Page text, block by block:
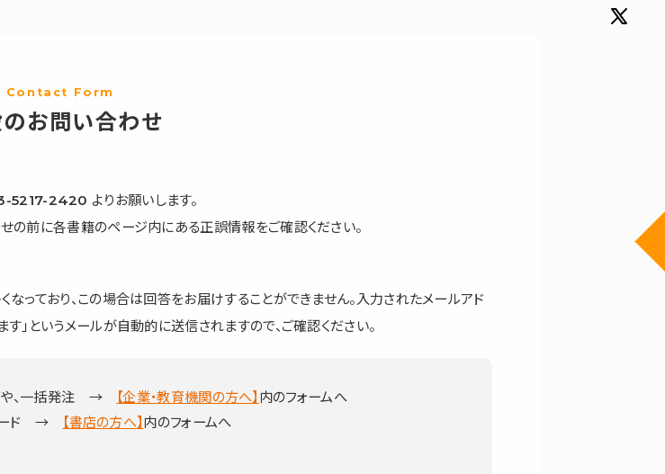
Contact Form
お問い合わせ
5217-2420 よりお願いします。
の前に各書籍のページ内にある正誤情報をご確認ください。
っており、この場合は回答をお届けすることができません。入力されたメールアド
」というメールが自動的に送信されますので、ご確認ください。
や、一括発注 → 【企業・教育機関の方へ】 内のフォームへ
ード →
【書店の方へ】 内のフォームへ